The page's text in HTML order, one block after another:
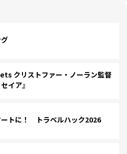
クリストファー・ノーラン監督
イア』
ートに！ トラベルハック2026